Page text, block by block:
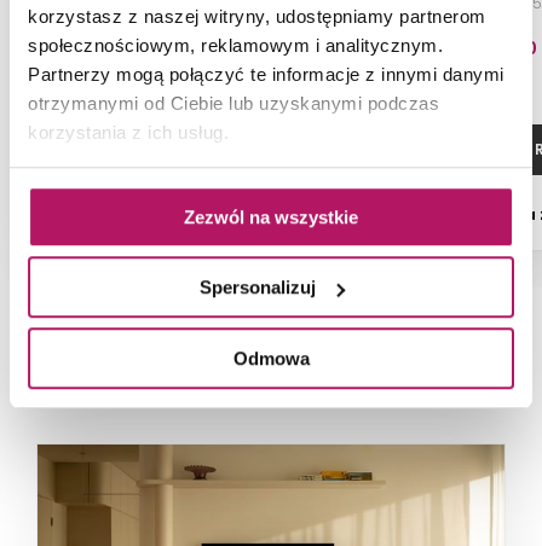
korzystasz z naszej witryny, udostępniamy partnerom
społecznościowym, reklamowym i analitycznym.
Partnerzy mogą połączyć te informacje z innymi danymi
otrzymanymi od Ciebie lub uzyskanymi podczas
korzystania z ich usług.
Zezwól na wszystkie
Spersonalizuj
Odmowa
cm, biała
344,10 PLN
ZOBACZ PRODUKT
na zamówienie
ZOBACZ
NAJNOWSZE ARTYKUŁY